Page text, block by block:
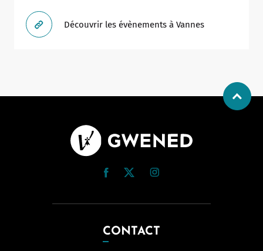
Découvrir les évènements à Vannes
CONTACT